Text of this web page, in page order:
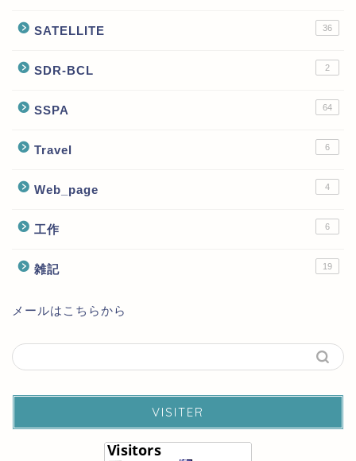
SATELLITE 36
SDR-BCL 2
SSPA 64
Travel 6
Web_page 4
工作 6
雑記 19
メールはこちらから
VISITER